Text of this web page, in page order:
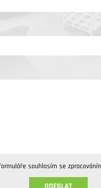
souhlasím se